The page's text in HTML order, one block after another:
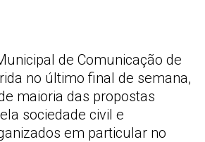
de Comunicação de
no último final de semana,
maioria das propostas
sociedade civil e
em particular no